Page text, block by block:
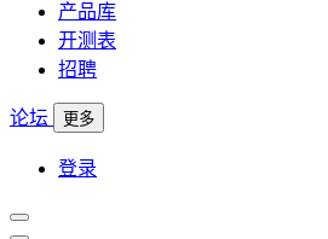
产品库
开测表
招聘
论坛 更多
登录